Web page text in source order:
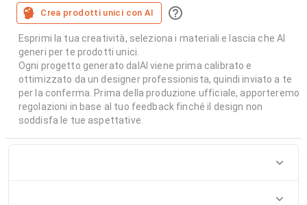
Crea prodotti unici con AI
Esprimi la tua creatività, seleziona i materiali e lascia che AI
generi per te prodotti unici.
Ogni progetto generato dalAI viene prima calibrato e
ottimizzato da un designer professionista, quindi inviato a te
per la conferma. Prima della produzione ufficiale, apporteremo
regolazioni in base al tuo feedback finché il design non
soddisfa le tue aspettative.